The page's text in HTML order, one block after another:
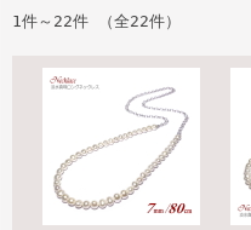
1件～22件 （全22件）